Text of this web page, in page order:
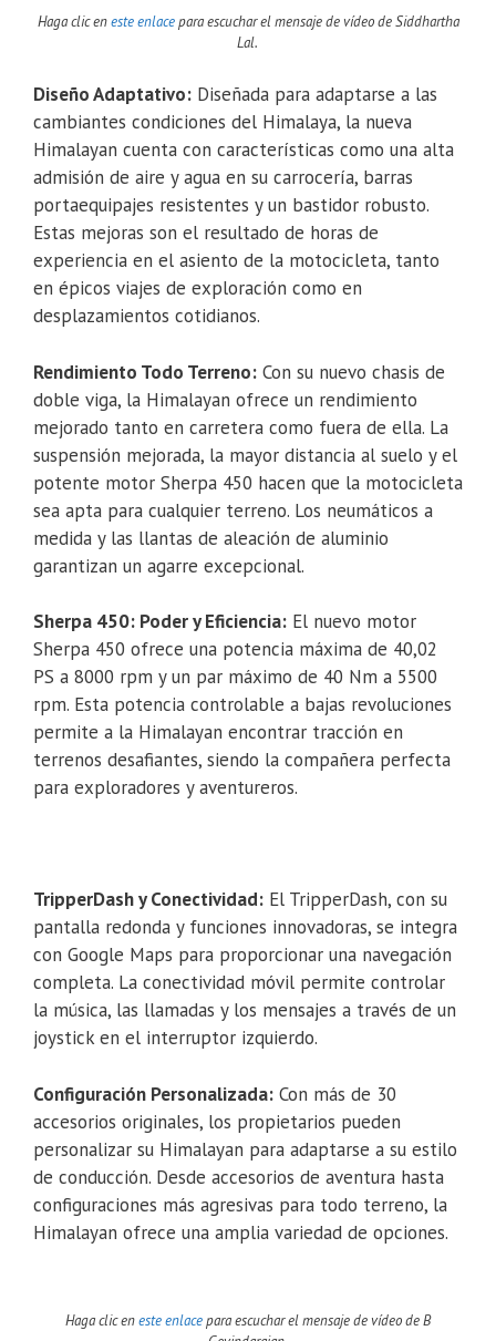
Haga clic eneste enlace para escuchar el mensaje de vídeo de Siddhartha
Lal.
Diseño Adaptativo: Diseñada para adaptarse a las
cambiantes condiciones del Himalaya, la nueva
Himalayan cuenta con características como una alta
admisión de aire y agua en su carrocería, barras
portaequipajes resistentes y un bastidor robusto.
Estas mejoras son el resultado de horas de
experiencia en el asiento de la motocicleta, tanto
en épicos viajes de exploración como en
desplazamientos cotidianos.
Rendimiento Todo Terreno: Con su nuevo chasis de
doble viga, la Himalayan ofrece un rendimiento
mejorado tanto en carretera como fuera de ella. La
suspensión mejorada, la mayor distancia al suelo y el
potente motor Sherpa 450 hacen que la motocicleta
sea apta para cualquier terreno. Los neumáticos a
medida y las llantas de aleación de aluminio
garantizan un agarre excepcional.
Sherpa 450: Poder y Eficiencia: El nuevo motor
Sherpa 450 ofrece una potencia máxima de 40,02
PS a 8000 rpm y un par máximo de 40 Nm a 5500
rpm. Esta potencia controlable a bajas revoluciones
permite a la Himalayan encontrar tracción en
terrenos desafiantes, siendo la compañera perfecta
para exploradores y aventureros.
TripperDash y Conectividad: El TripperDash, con su
pantalla redonda y funciones innovadoras, se integra
con Google Maps para proporcionar una navegación
completa. La conectividad móvil permite controlar
la música, las llamadas y los mensajes a través de un
joystick en el interruptor izquierdo.
Configuración Personalizada: Con más de 30
accesorios originales, los propietarios pueden
personalizar su Himalayan para adaptarse a su estilo
de conducción. Desde accesorios de aventura hasta
configuraciones más agresivas para todo terreno, la
Himalayan ofrece una amplia variedad de opciones.
Haga clic eneste enlacepara escuchar el mensaje de vídeo de B